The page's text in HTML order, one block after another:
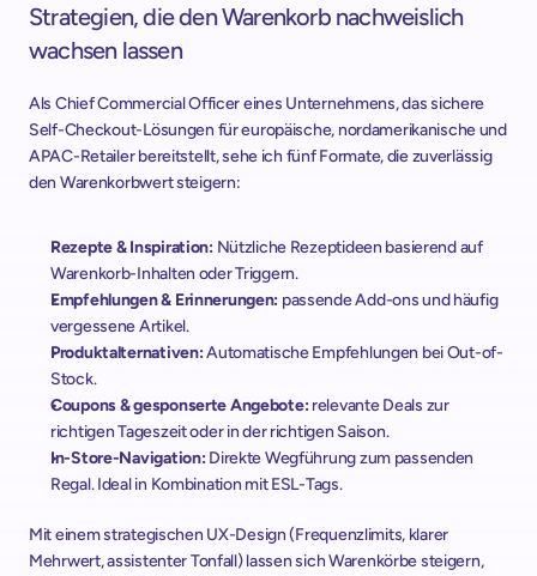
Strategien, die den Warenkorb nachweislich
wachsen lassen
Als Chief Commercial Officer eines Unternehmens, das sichere
Self-Checkout-Lösungen für europäische, nordamerikanische und
APAC-Retailer bereitstellt, sehe ich fünf Formate, die zuverlässig
den Warenkorbwert steigern:
Rezepte & Inspiration: Nützliche Rezeptideen basierend auf
Warenkorb-Inhalten oder Triggern.
Empfehlungen & Erinnerungen: passende Add-ons und häufig
vergessene Artikel.
Produktalternativen: Automatische Empfehlungen bei Out-of-
Stock.
Coupons & gesponserte Angebote: relevante Deals zur
richtigen Tageszeit oder in der richtigen Saison.
In-Store-Navigation: Direkte Wegführung zum passenden
Regal. Ideal in Kombination mit ESL-Tags.
Mit einem strategischen UX-Design (Frequenzlimits, klarer
Mehrwert, assistenter Tonfall) lassen sich Warenkörbe steigern,